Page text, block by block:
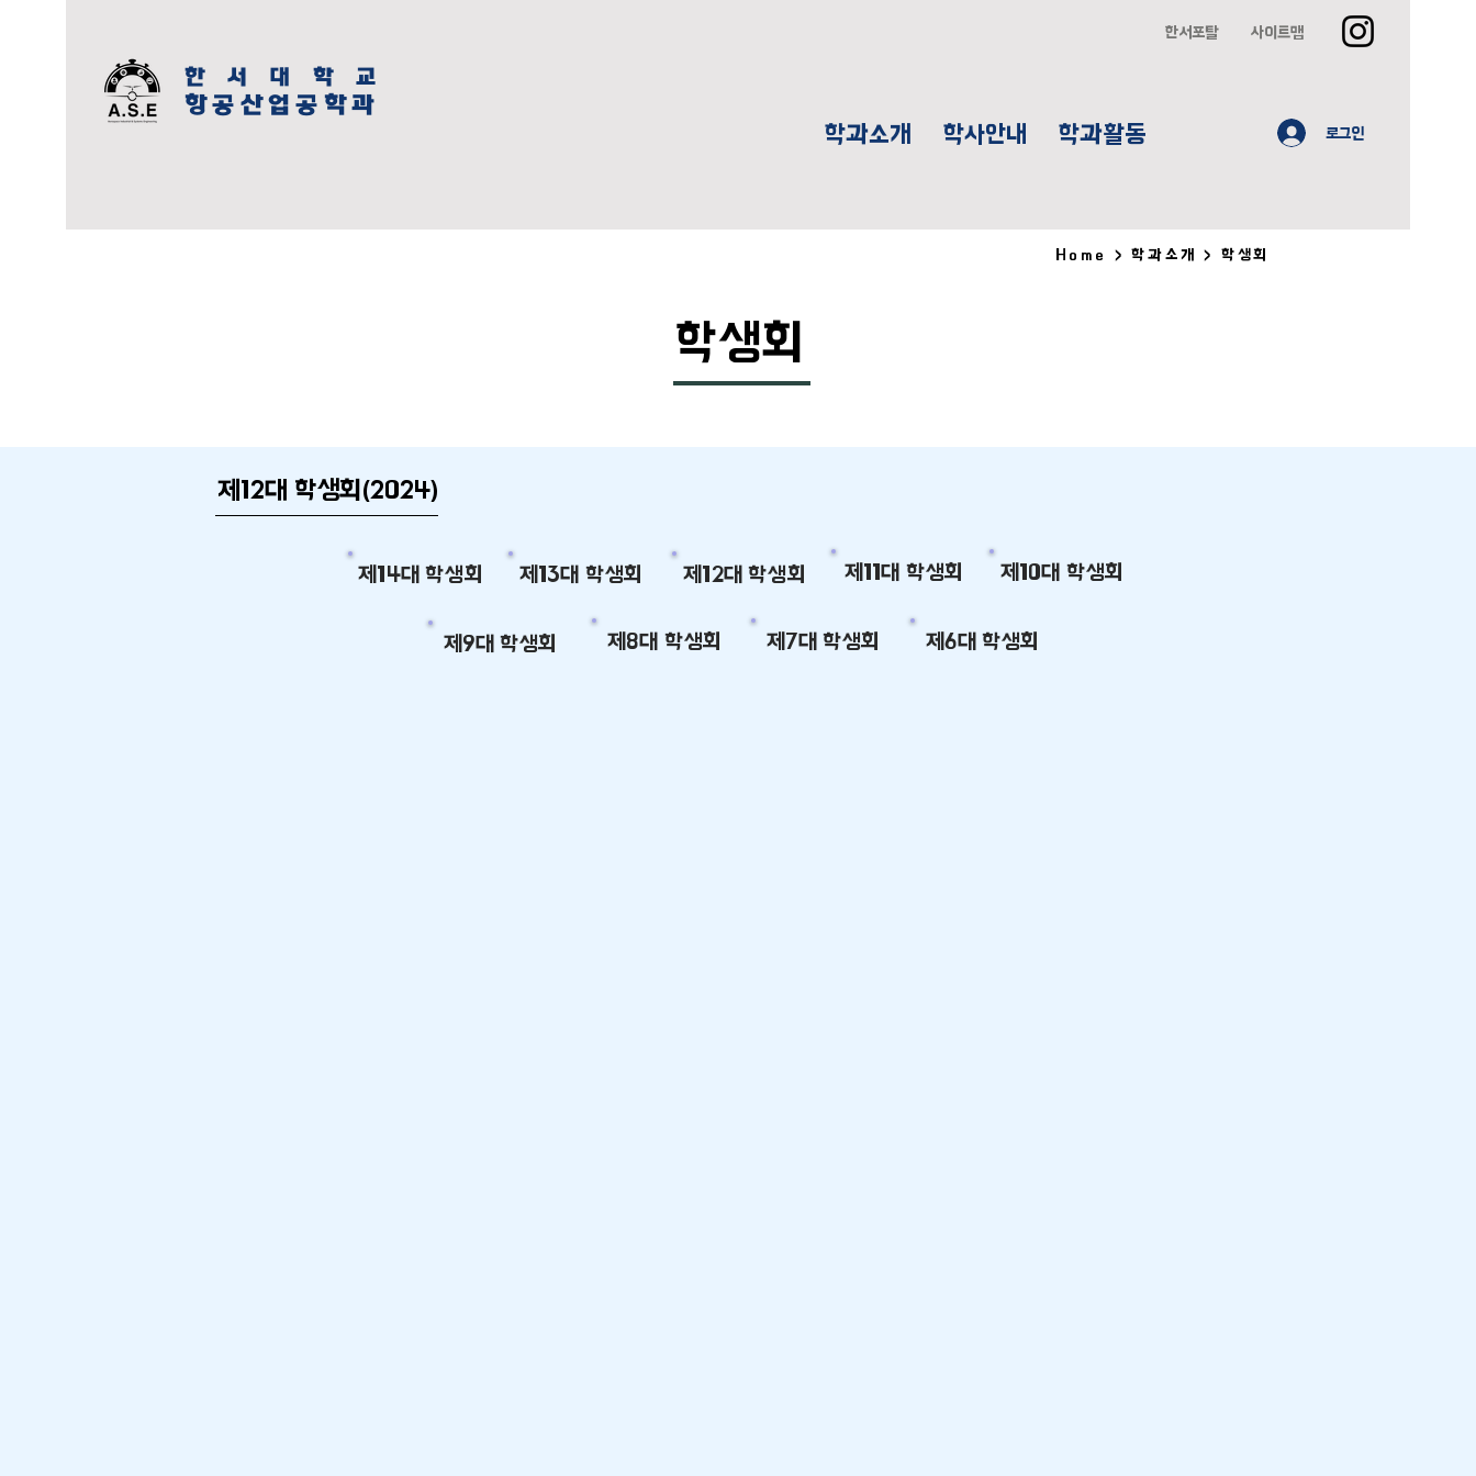
한 서 대 학 교
항공산업공학과
한서포탈 사이트맵
학과소개 학사안내 학과활동 로그인
Home > 학과소개 > 학생회
학생회
제12대 학생회(2024)
제14대 학생회 제13대 학생회 제12대 학생회 제11대 학생회 제10대 학생회
제9대 학생회 제8대 학생회 제7대 학생회 제6대 학생회